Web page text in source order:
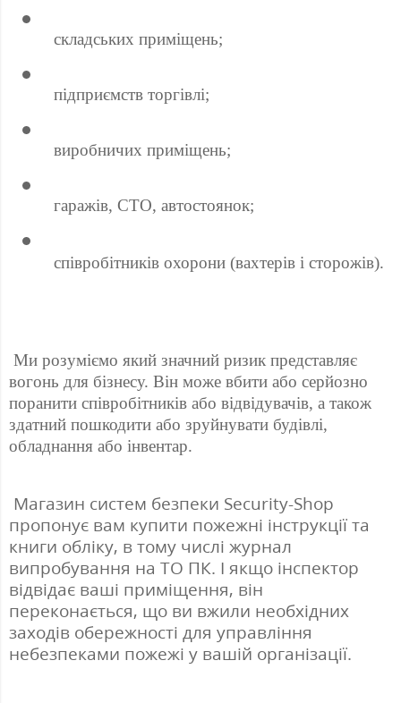
складських приміщень;
підприємств торгівлі;
виробничих приміщень;
гаражів, СТО, автостоянок;
вогонь для бізнесу. Він може вбити або серйозно
поранити співробітників або відвідувачів, а також
здатний пошкодити або зруйнувати будівлі,
обладнання або інвентар.
пропонує вам купити пожежні інструкції та
книги обліку, в тому числі журнал
випробування на ТО ПК. І якщо інспектор
відвідає ваші приміщення, він
переконається, що ви вжили необхідних
заходів обережності для управління
небезпеками пожежі у вашій організації.